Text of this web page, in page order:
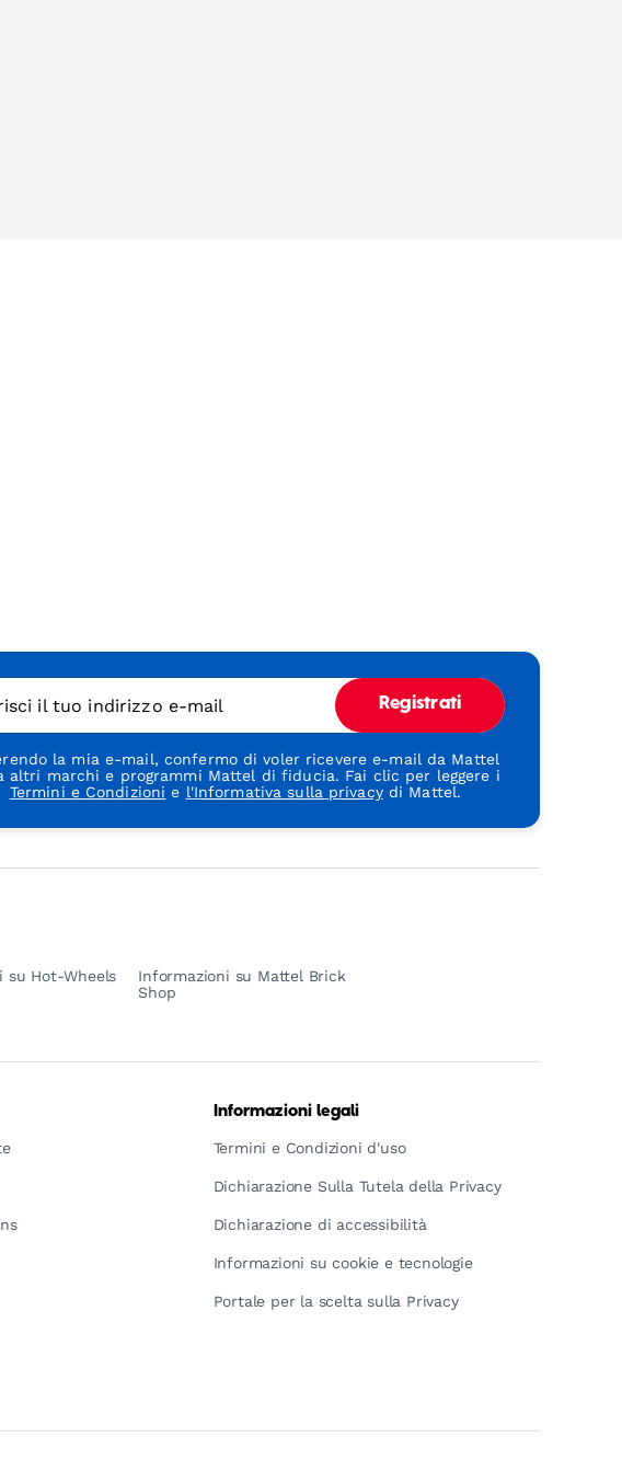
il tuo indirizzo e-mail Registrati
la mia e-mail, confermo di voler ricevere e-mail da Mattel
altri marchi e programmi Mattel di fiducia. Fai clic per leggere i
Termini e Condizioni e l'Informativa sulla privacydi Mattel.
su Hot-Wheels
Informazioni su Mattel Brick
Shop
Informazioni legali
Termini e Condizioni d'uso
Dichiarazione Sulla Tutela della Privacy
Dichiarazione di accessibilità
Informazioni su cookie e tecnologie
Portale per la scelta sulla Privacy